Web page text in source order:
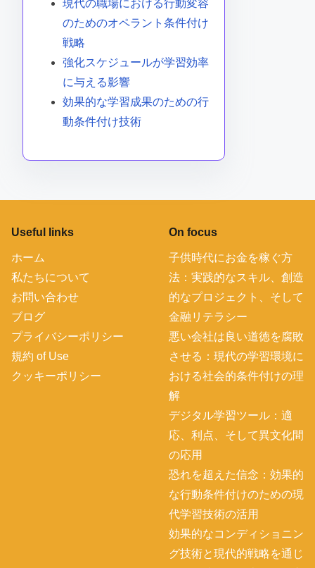
現代の職場における行動変容
のためのオペラント条件付け
戦略
強化スケジュールが学習効率
に与える影響
効果的な学習成果のための行
動条件付け技術
Useful links
ホーム
私たちについて
お問い合わせ
ブログ
プライバシーポリシー
規約 of Use
クッキーポリシー
On focus
子供時代にお金を稼ぐ方
法：実践的なスキル、創造
的なプロジェクト、そして
金融リテラシー
悪い会社は良い道徳を腐敗
させる：現代の学習環境に
おける社会的条件付けの理
解
デジタル学習ツール：適
応、利点、そして異文化間
の応用
恐れを超えた信念：効果的
な行動条件付けのための現
代学習技術の活用
効果的なコンディショニン
グ技術と現代的戦略を通じ